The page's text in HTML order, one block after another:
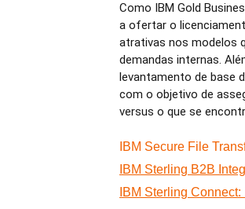
Como IBM Gold
a ofertar o
atrativas nos modelos
demandas internas.
levantamento de base
com o objetivo de
versus o que se
IBM Secure File
IBM Sterling B2B
IBM Sterling Connect: